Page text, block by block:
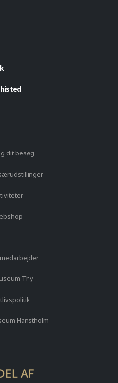
dit besøg
Thy
Hanstholm